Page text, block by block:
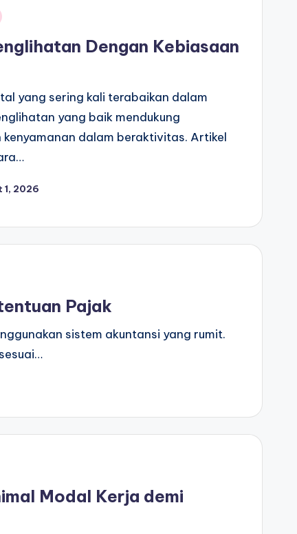
Dengan Kebiasaan
yang sering kali terabaikan dalam
yang baik mendukung
dalam beraktivitas. Artikel
1, 2026
Pajak
sistem akuntansi yang rumit.
Modal Kerja demi